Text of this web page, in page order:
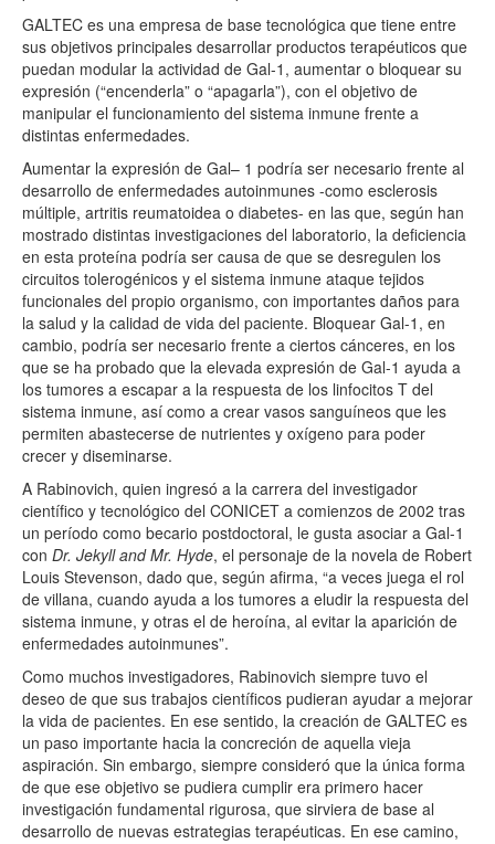
GALTEC es una empresa de base tecnológica que tiene entre
sus objetivos principales desarrollar productos terapéuticos que
puedan modular la actividad de Gal-1, aumentar o bloquear su
expresión (“encenderla” o “apagarla”), con el objetivo de
manipular el funcionamiento del sistema inmune frente a
distintas enfermedades.
Aumentar la expresión de Gal– 1 podría ser necesario frente al
desarrollo de enfermedades autoinmunes -como esclerosis
múltiple, artritis reumatoidea o diabetes- en las que, según han
mostrado distintas investigaciones del laboratorio, la deficiencia
en esta proteína podría ser causa de que se desregulen los
circuitos tolerogénicos y el sistema inmune ataque tejidos
funcionales del propio organismo, con importantes daños para
la salud y la calidad de vida del paciente. Bloquear Gal-1, en
cambio, podría ser necesario frente a ciertos cánceres, en los
que se ha probado que la elevada expresión de Gal-1 ayuda a
los tumores a escapar a la respuesta de los linfocitos T del
sistema inmune, así como a crear vasos sanguíneos que les
permiten abastecerse de nutrientes y oxígeno para poder
crecer y diseminarse.
A Rabinovich, quien ingresó a la carrera del investigador
científico y tecnológico del CONICET a comienzos de 2002 tras
un período como becario postdoctoral, le gusta asociar a Gal-1
con Dr. Jekyll and Mr. Hyde, el personaje de la novela de Robert
Louis Stevenson, dado que, según afirma, “a veces juega el rol
de villana, cuando ayuda a los tumores a eludir la respuesta del
sistema inmune, y otras el de heroína, al evitar la aparición de
enfermedades autoinmunes”.
Como muchos investigadores, Rabinovich siempre tuvo el
deseo de que sus trabajos científicos pudieran ayudar a mejorar
la vida de pacientes. En ese sentido, la creación de GALTEC es
un paso importante hacia la concreción de aquella vieja
aspiración. Sin embargo, siempre consideró que la única forma
de que ese objetivo se pudiera cumplir era primero hacer
investigación fundamental rigurosa, que sirviera de base al
desarrollo de nuevas estrategias terapéuticas. En ese camino,